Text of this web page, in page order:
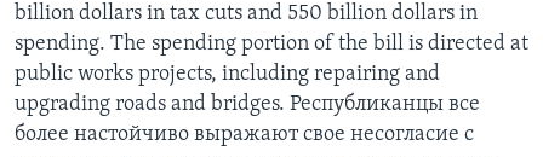
billion dollars in tax cuts and 550 billion dollars in
spending. The spending portion of the bill is directed at
public works projects, including repairing and
upgrading roads and bridges. Республиканцы все
более настойчиво выражают свое несогласие с